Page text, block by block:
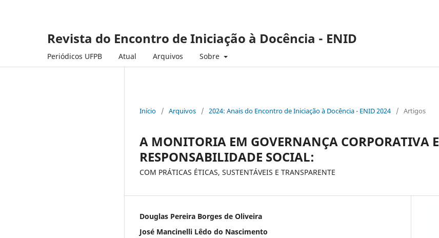
Revista do Encontro de Iniciação à Docência - ENID
Periódicos UFPB Atual Arquivos Sobre
Início / Arquivos / 2024: Anais do Encontro de Iniciação à Docência - ENID 2024 / Artigos
A MONITORIA EM GOVERNANÇA CORPORATIVA E
RESPONSABILIDADE SOCIAL:
COM PRÁTICAS ÉTICAS, SUSTENTÁVEIS E TRANSPARENTE
Douglas Pereira Borges de Oliveira
José Mancinelli Lêdo do Nascimento